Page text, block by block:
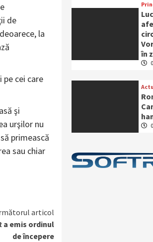
de
la
cei care
şi
urşilor nu
primească
sau chiar
articol
a emis ordinul
de începere
în